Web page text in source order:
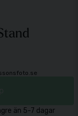
än 5-7 dagar